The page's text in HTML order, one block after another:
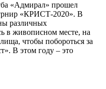
«Адмирал» прошел
«КРИСТ-2020». В
различных
в живописном месте, на
чтобы побороться за
В этом году – это